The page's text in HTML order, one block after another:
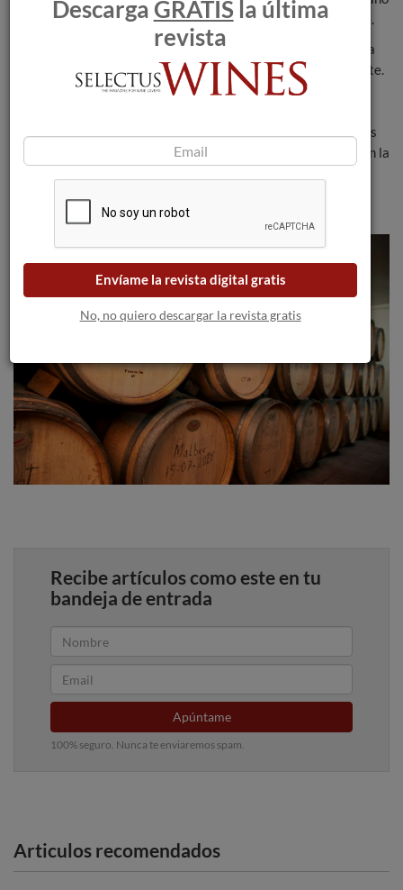
fino, su paso lleno y redondo. Tiene un retrogusto persistente.
Ecuador está entrando en una nueva época, en la que la buena
gastronomía, nacional e importada, jugará un papel importante.
Este es el momento de desarrollar esos productos finos y
ecuatoriana y, por ende, el prestigio y el atractivo del país. Los
vinos de Dos Hemisferios cumplen este papel, son pioneros en la
beneficios a todos.
Recibe artículos como este en tu
bandeja de entrada
Apúntame
100% seguro. Nunca te enviaremos spam.
Articulos recomendados
DescargaGRATIS la última
revista
Envíame la revista digital gratis
No, no quiero descargar la revista gratis